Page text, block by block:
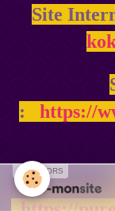
Site
: https://
SPONSORS